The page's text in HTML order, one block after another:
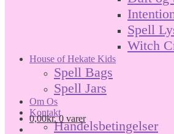
Spell
Witch
House of Hekate Kids
Spell Bags
Spell Jars
Om Os
Kontakt
Handelsbetingelser
0,00kr. 0 varer